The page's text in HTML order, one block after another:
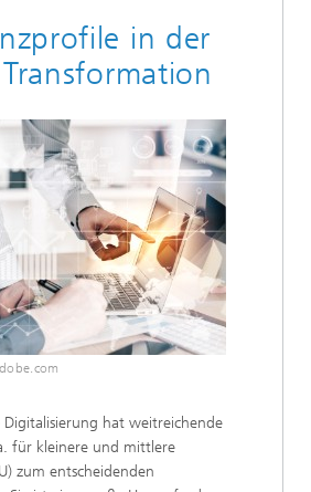
in der
hat weitreichende
für kleinere und mittlere
zum entscheidenden